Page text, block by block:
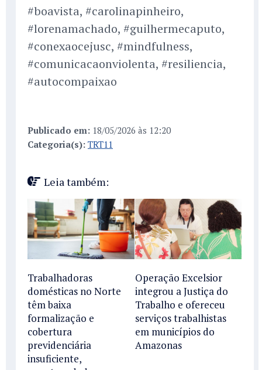
#boavista, #carolinapinheiro,
#lorenamachado, #guilhermecaputo,
#conexaocejusc, #mindfulness,
#comunicacaonviolenta, #resiliencia,
#autocompaixao
Publicado em: 18/05/2026 às 12:20
Categoria(s): TRT11
Leia também:
Trabalhadoras
domésticas no Norte
têm baixa
formalização e
cobertura
previdenciária
insuficiente,
Operação Excelsior
integrou a Justiça do
Trabalho e ofereceu
serviços trabalhistas
em municípios do
Amazonas